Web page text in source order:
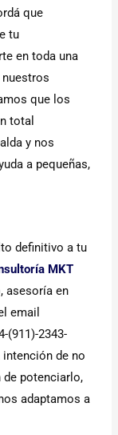
que
tu
en toda una
que los
total
y nos
a pequeñas,
definitivo a tu
MKT
asesoría en
email
(911)-2343-
de no
potenciarlo,
adaptamos a